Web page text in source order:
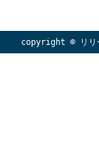
copyright © リ